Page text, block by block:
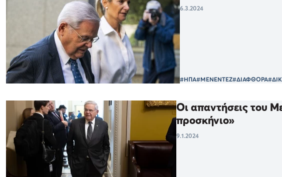
6.3.2024
#ΗΠΑ#ΜΕΝΕΝΤΕΖ#ΔΙΑΦΘΟΡΑ
Οι απαντήσεις του
προσκήνιο»
9.1.2024